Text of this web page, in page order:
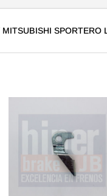
SPORTEROSPORTERO